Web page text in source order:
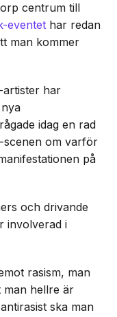
centrum till
eventet har redan
man kommer
artister har
idag en rad
scenen om varför
på
och drivande
involverad i
rasism, man
man hellre är
ska man